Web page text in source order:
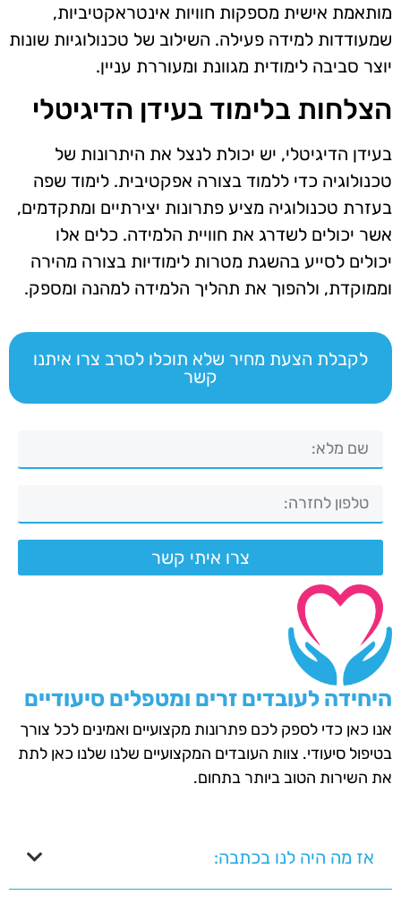
מותאמת אישית מספקות חוויות אינטראקטיביות,
שמעודדות למידה פעילה. השילוב של טכנולוגיות שונות
יוצר סביבה לימודית מגוונת ומעוררת עניין.
הצלחות בלימוד בעידן הדיגיטלי
בעידן הדיגיטלי, יש יכולת לנצל את היתרונות של
טכנולוגיה כדי ללמוד בצורה אפקטיבית. לימוד שפה
בעזרת טכנולוגיה מציע פתרונות יצירתיים ומתקדמים,
אשר יכולים לשדרג את חוויית הלמידה. כלים אלו
יכולים לסייע בהשגת מטרות לימודיות בצורה מהירה
וממוקדת, ולהפוך את תהליך הלמידה למהנה ומספק.
לקבלת הצעת מחיר שלא תוכלו לסרב צרו איתנו
קשר
צרו איתי קשר
היחידה לעובדים זרים ומטפלים סיעודיים
אנו כאן כדי לספק לכם פתרונות מקצועיים ואמינים לכל צורך
בטיפול סיעודי. צוות העובדים המקצועיים שלנו שלנו כאן לתת
את השירות הטוב ביותר בתחום.
אז מה היה לנו בכתבה: